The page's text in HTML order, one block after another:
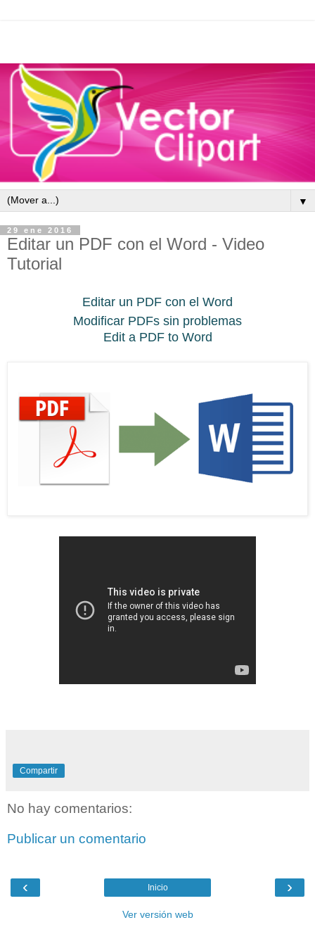
▼
29 ene 2016
Editar un PDF con el Word - Video
Tutorial
Editar un PDF con el Word
Modificar PDFs sin problemas
Edit a PDF to Word
Compartir
No hay comentarios:
Publicar un comentario
‹ ›
Inicio
Ver versión web